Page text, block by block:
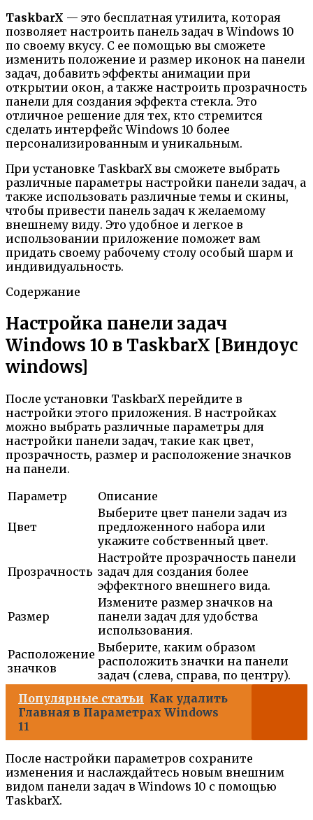
TaskbarX — это бесплатная утилита, которая
позволяет настроить панель задач в Windows 10
по своему вкусу. С ее помощью вы сможете
изменить положение и размер иконок на панели
задач, добавить эффекты анимации при
открытии окон, а также настроить прозрачность
панели для создания эффекта стекла. Это
отличное решение для тех, кто стремится
сделать интерфейс Windows 10 более
персонализированным и уникальным.
При установке TaskbarX вы сможете выбрать
различные параметры настройки панели задач, а
также использовать различные темы и скины,
чтобы привести панель задач к желаемому
внешнему виду. Это удобное и легкое в
использовании приложение поможет вам
придать своему рабочему столу особый шарм и
индивидуальность.
Содержание
Настройка панели задач
Windows 10 в TaskbarX [Виндоус
windows]
После установки TaskbarX перейдите в
настройки этого приложения. В настройках
можно выбрать различные параметры для
настройки панели задач, такие как цвет,
прозрачность, размер и расположение значков
на панели.
Параметр
Описание
Цвет
Выберите цвет панели задач из
предложенного набора или
укажите собственный цвет.
Прозрачность
Настройте прозрачность панели
задач для создания более
эффектного внешнего вида.
Размер
Измените размер значков на
панели задач для удобства
использования.
Расположение
значков
Выберите, каким образом
расположить значки на панели
задач (слева, справа, по центру).
Популярные статьи Как удалить
Главная в Параметрах Windows
11
После настройки параметров сохраните
изменения и наслаждайтесь новым внешним
видом панели задач в Windows 10 с помощью
TaskbarX.